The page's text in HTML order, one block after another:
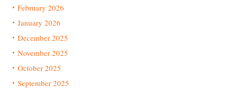
February 2026
January 2026
December 2025
November 2025
October 2025
September 2025